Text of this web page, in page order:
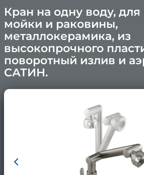
Кран на одну воду, для
мойки и раковины,
металлокерамика, из
высокопрочного
поворотный излив и
САТИН.